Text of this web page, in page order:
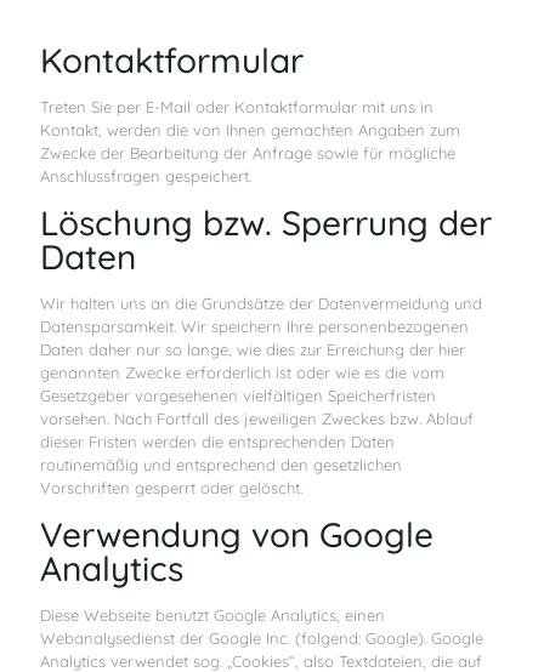
Kontaktformular
Treten Sie per E-Mail oder Kontaktformular mit uns in
Kontakt, werden die von Ihnen gemachten Angaben zum
Zwecke der Bearbeitung der Anfrage sowie für mögliche
Anschlussfragen gespeichert.
Löschung bzw. Sperrung der
Daten
Wir halten uns an die Grundsätze der Datenvermeidung und
Datensparsamkeit. Wir speichern Ihre personenbezogenen
Daten daher nur so lange, wie dies zur Erreichung der hier
genannten Zwecke erforderlich ist oder wie es die vom
Gesetzgeber vorgesehenen vielfältigen Speicherfristen
vorsehen. Nach Fortfall des jeweiligen Zweckes bzw. Ablauf
dieser Fristen werden die entsprechenden Daten
routinemäßig und entsprechend den gesetzlichen
Vorschriften gesperrt oder gelöscht.
Verwendung von Google
Analytics
Diese Webseite benutzt Google Analytics, einen
Webanalysedienst der Google Inc. (folgend: Google). Google
Analytics verwendet sog. „Cookies“, also Textdateien, die auf